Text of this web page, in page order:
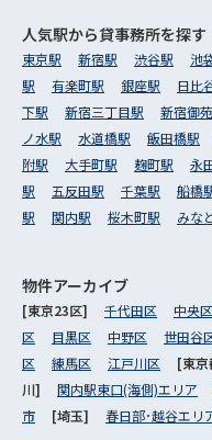
人気駅から貸事務所を探す
東京駅 新宿駅 渋谷駅 池
駅
有楽町駅 銀座駅 日比
下駅
新宿三丁目駅 新宿御
ノ水駅
水道橋駅 飯田橋駅
附駅
大手町駅 麹町駅 永
駅
五反田駅 千葉駅 船橋
駅
関内駅 桜木町駅 みな
物件アーカイブ
[東京23区] 千代田区 中央区
区
目黒区 中野区 世田谷
区
練馬区 江戸川区 [東
川] 関内駅東口(海側)エリア
市
[埼玉] 春日部･越谷エリ